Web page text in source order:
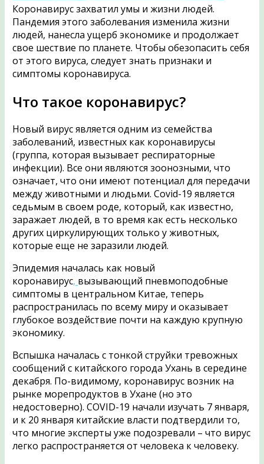
Коронавирус захватил умы и жизни людей.
Пандемия этого заболевания изменила жизни
людей, нанесла ущерб экономике и продолжает
свое шествие по планете. Чтобы обезопасить себя
от этого вируса, следует знать признаки и
симптомы коронавируса.
Что такое коронавирус?
Новый вирус является одним из семейства
заболеваний, известных как коронавирусы
(группа, которая вызывает респираторные
инфекции). Все они являются зоонозными, что
означает, что они имеют потенциал для передачи
между животными и людьми. Covid-19 является
седьмым в своем роде, который, как известно,
заражает людей, в то время как есть несколько
других циркулирующих только у животных,
которые еще не заразили людей.
Эпидемия началась как новый
коронавирус, вызывающий пневмоподобные
симптомы в центральном Китае, теперь
распространилась по всему миру и оказывает
глубокое воздействие почти на каждую крупную
экономику.
Вспышка началась с тонкой струйки тревожных
сообщений с китайского города Ухань в середине
декабря. По-видимому, коронавирус возник на
рынке морепродуктов в Ухане (но это
недостоверно). COVID-19 начали изучать 7 января,
и к 20 января китайские власти подтвердили то,
что многие эксперты уже подозревали – что вирус
легко распространяется от человека к человеку.